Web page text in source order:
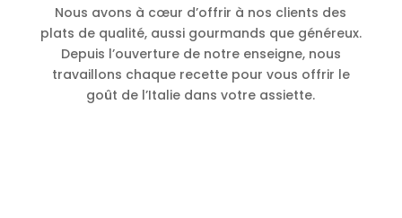
Nous avons à cœur d’offrir à nos clients des
plats de qualité, aussi gourmands que généreux.
Depuis l’ouverture de notre enseigne, nous
travaillons chaque recette pour vous offrir le
goût de l’Italie dans votre assiette.